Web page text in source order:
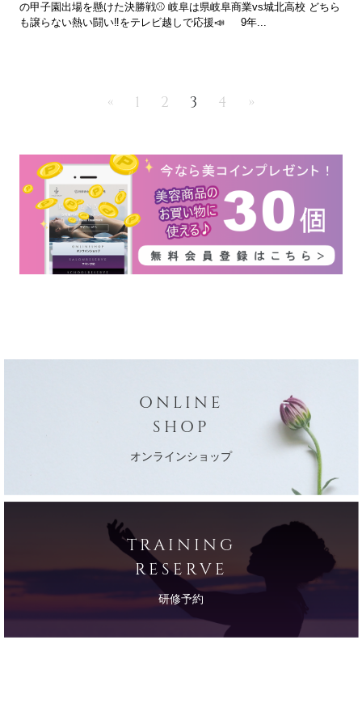
の甲子園出場を懸けた決勝戦⚾️ 岐阜は県岐阜商業vs城北高校 どちら
も譲らない熱い闘い‼️をテレビ越しで応援📣 9年...
« 1 2 3 4 »
ONLINE
SHOP
オンラインショップ
TRAINING
RESERVE
研修予約